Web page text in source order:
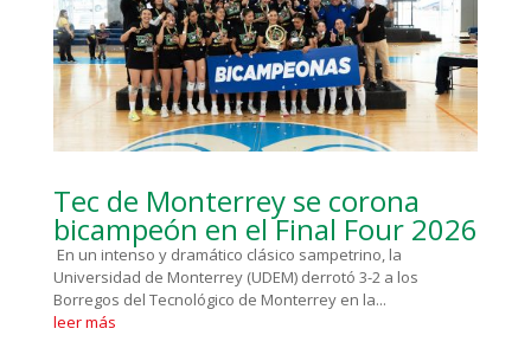
Tec de Monterrey se corona
bicampeón en el Final Four 2026
En un intenso y dramático clásico sampetrino, la
Universidad de Monterrey (UDEM) derrotó 3-2 a los
Borregos del Tecnológico de Monterrey en la...
leer más